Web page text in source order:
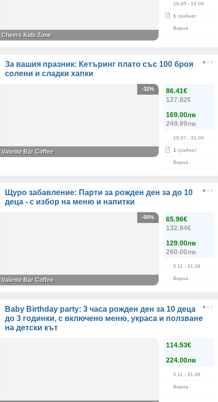
29.05 - 10.09
1 грабнат
Варна
Cheers Kids Zone
За вашия празник: Кетъринг плато със 100 броя
солени и сладки хапки
86.41€
127.82€
169.00лв
249.99лв
18.07 - 31.08
1 грабнат
Варна
-32%
Valente Bar Coffee
Щуро забавление: Парти за рожден ден за до 10
деца - с избор на меню и напитки
65.96€
132.94€
129.00лв
260.00лв
5.11 - 31.08
Варна
-50%
Valente Bar Coffee
Baby Birthday party: 3 часа рожден ден за 10 деца
до 3 годинки, с включено меню, украса и ползване
на детски кът
114.53€
224.00лв
5.11 - 31.08
Варна